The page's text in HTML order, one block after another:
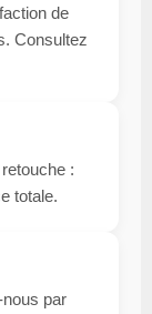
de
Consultez
:
totale.
par